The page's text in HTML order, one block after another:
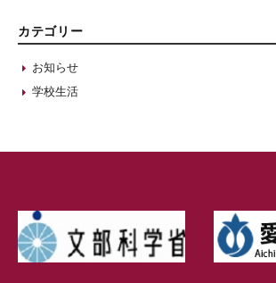
カテゴリー
お知らせ
学校生活